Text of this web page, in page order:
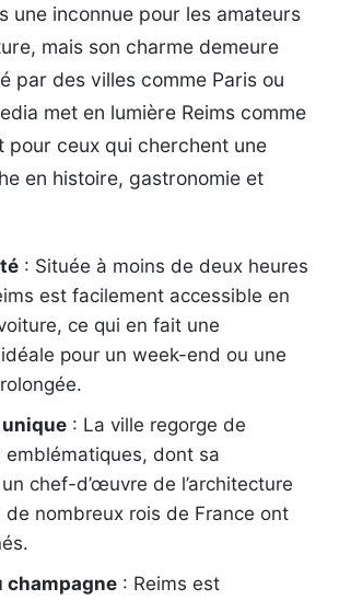
une inconnue pour les amateurs
mais son charme demeure
par des villes comme Paris ou
met en lumière Reims comme
pour ceux qui cherchent une
en histoire, gastronomie et
: Située à moins de deux heures
est facilement accessible en
ce qui en fait une
pour un week-end ou une
: La ville regorge de
emblématiques, dont sa
chef-d’œuvre de l’architecture
de nombreux rois de France ont
champagne : Reims est